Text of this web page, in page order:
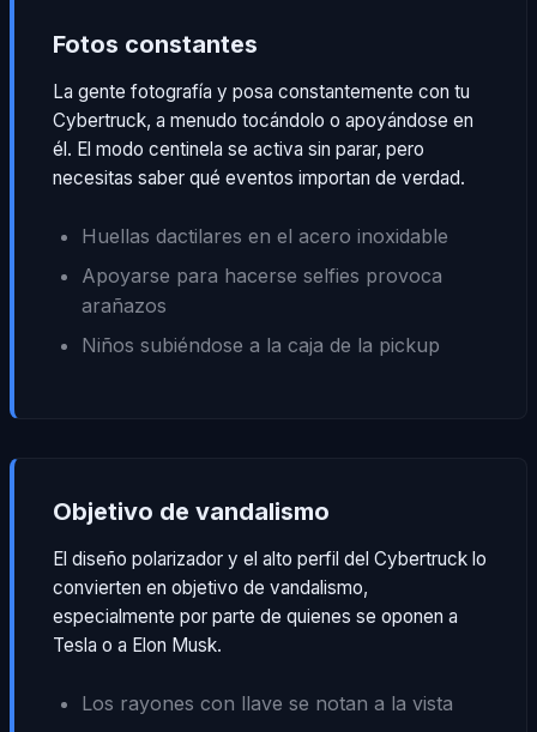
Fotos constantes
La gente fotografía y posa constantemente con tu
Cybertruck, a menudo tocándolo o apoyándose en
él. El modo centinela se activa sin parar, pero
necesitas saber qué eventos importan de verdad.
Huellas dactilares en el acero inoxidable
Apoyarse para hacerse selfies provoca
arañazos
Niños subiéndose a la caja de la pickup
Objetivo de vandalismo
El diseño polarizador y el alto perfil del Cybertruck lo
convierten en objetivo de vandalismo,
especialmente por parte de quienes se oponen a
Tesla o a Elon Musk.
Los rayones con llave se notan a la vista